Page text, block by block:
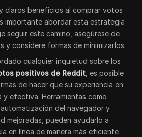
claros beneficios al comprar votos
importante abordar esta estrategia
seguir este camino, asegúrese de
y considere formas de minimizarlos.
cualquier inquietud sobre los
positivos de Reddit , es posible
de hacer que su experiencia en
y efectiva. Herramientas como
automatización del navegador y
mejoradas, pueden ayudarlo a
en línea de manera más eficiente